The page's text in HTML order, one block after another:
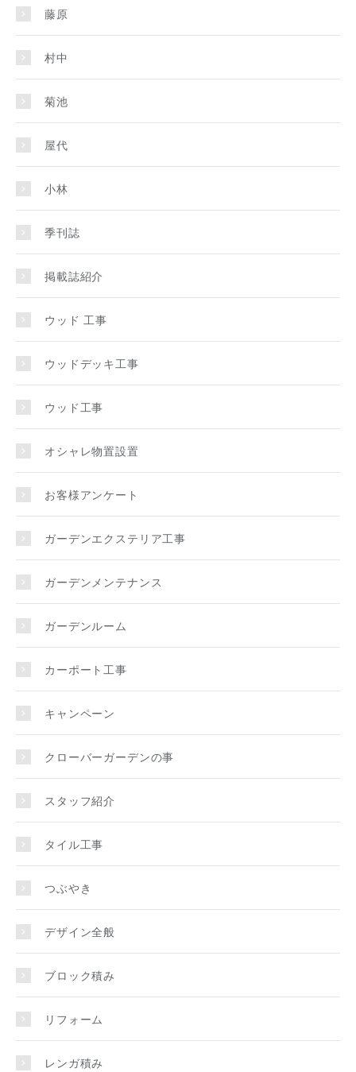
藤原
村中
菊池
屋代
小林
季刊誌
掲載誌紹介
ウッド 工事
ウッドデッキ工事
ウッド工事
オシャレ物置設置
お客様アンケート
ガーデンエクステリア工事
ガーデンメンテナンス
ガーデンルーム
カーポート工事
キャンペーン
クローバーガーデンの事
スタッフ紹介
タイル工事
つぶやき
デザイン全般
ブロック積み
リフォーム
レンガ積み